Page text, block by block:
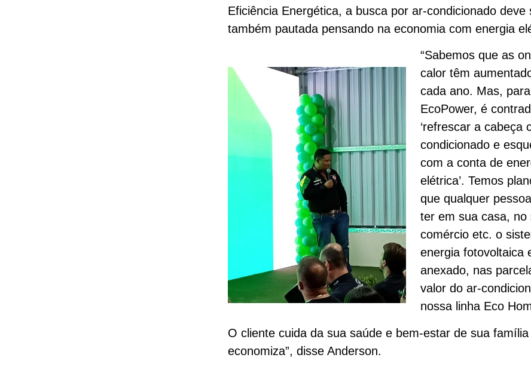
Eficiência Energética, a busca por ar-condicionado deve
também pautada pensando na economia com energia
“Sabemos que as
calor têm
cada ano. Mas,
EcoPower, é
‘refrescar a cabeça
condicionado e
com a conta de
elétrica’. Temos
que qualquer
ter em sua casa, no
comércio etc. o
energia fotovoltaica
anexado, nas
valor do ar-
nossa linha Eco
O cliente cuida da sua saúde e bem-estar de sua
economiza”, disse Anderson.